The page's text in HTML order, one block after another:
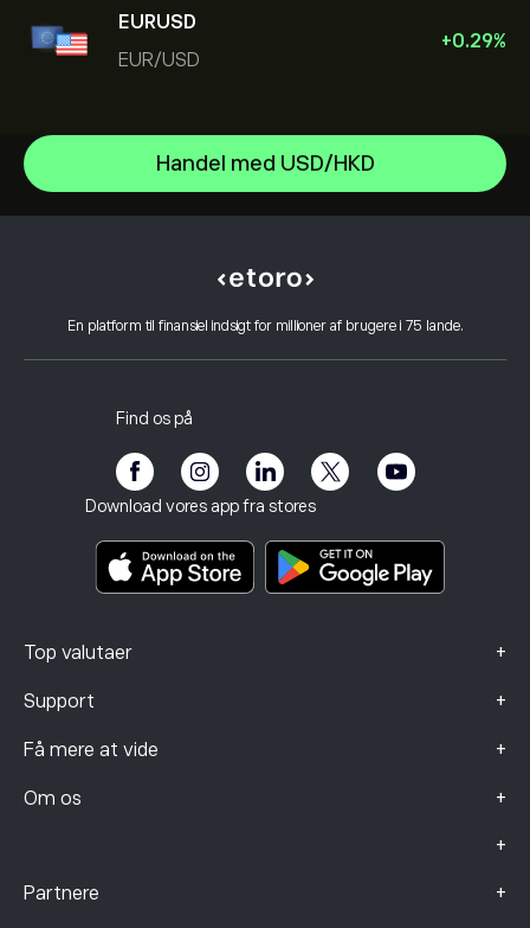
EURUSD
EUR/USD
+0.29%
Handel med USD/HKD
En platform til finansiel indsigt for millioner af brugere i 75 lande.
Find os på
Download vores app fra stores
Top valutaer +
EUR/USD
GBP/USD
USD/CHF
Support +
Sådan verificerer du din konto
Kundens sårbarhed
Få mere at vide +
Hvad er gearing og margin?
Køb og salg forklaret
eToro Akademi
Om os +
Anmeldelser af eToro
Impressum
+
Risikooplysning
Vilkår og betingelser
Nøgleinformationsdokumenter
Data om klager (FCA-kunder)
Partnere +
Affiliate-program
Investeringsforsikring